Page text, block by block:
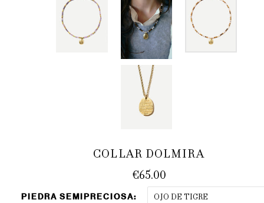
COLLAR DOLMIRA
€65.00
PIEDRA SEMIPRECIOSA: OJO DE TIGRE